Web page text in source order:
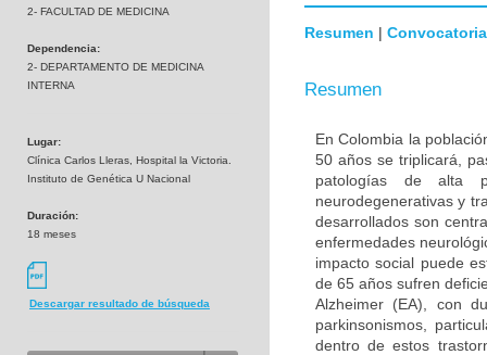
2- FACULTAD DE MEDICINA
Dependencia:
2- DEPARTAMENTO DE MEDICINA
INTERNA
Lugar:
Clínica Carlos Lleras, Hospital la Victoria.
Instituto de Genética U Nacional
Duración:
18 meses
Descargar resultado de búsqueda
Resumen | Convocatoria
Resumen
En Colombia la
50 años se triplicará,
patologías de alta
neurodegenerativas y
desarrollados son
enfermedades
impacto social puede
de 65 años sufren
Alzheimer (EA), con
parkinsonismos,
dentro de estos